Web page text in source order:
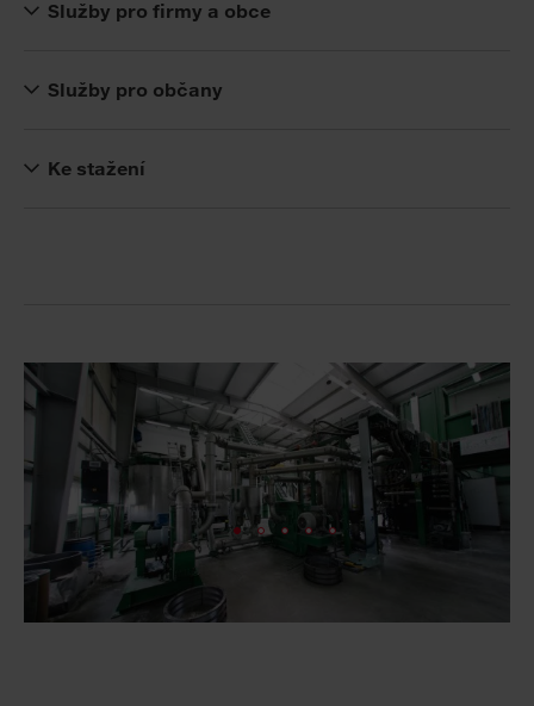
Služby pro firmy a obce
Služby pro občany
Ke stažení